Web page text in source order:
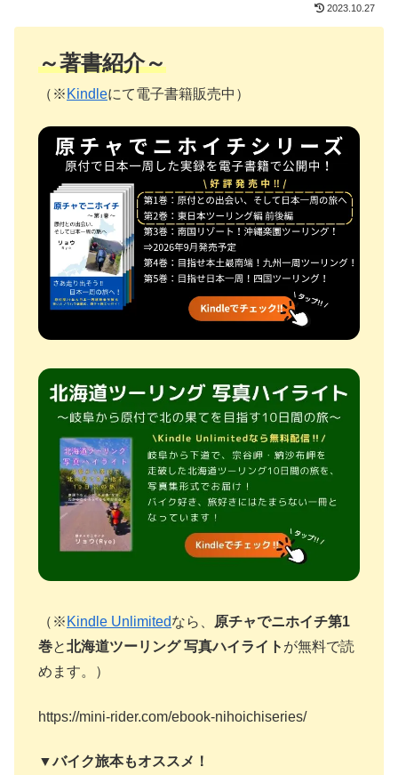
2023.10.27
～著書紹介～
（※ Kindleにて電子書籍販売中）
（※ Kindle Unlimitedなら、
原チャでニホイチ第1
巻と北海道ツーリング 写真ハイライト が無料で読
めます。）
https://mini-rider.com/ebook-nihoichiseries/
▼バイク旅本もオススメ！